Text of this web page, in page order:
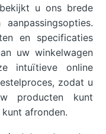
u ons brede
en specificaties
uw winkelwagen
intuïtieve online
zodat u
producten kunt
afronden.